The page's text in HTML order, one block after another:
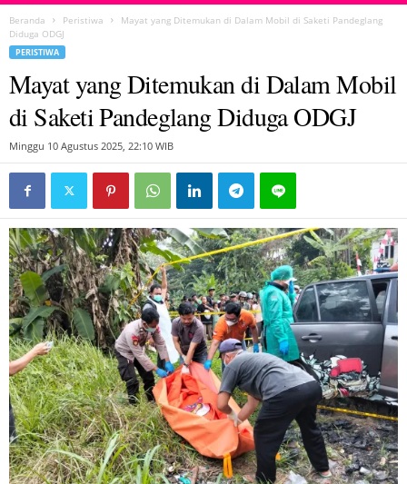
Beranda Peristiwa
Mayat yang Ditemukan di Dalam Mobil di Saketi Pandeglang
Diduga ODGJ
PERISTIWA
Mayat yang Ditemukan di Dalam Mobil
di Saketi Pandeglang Diduga ODGJ
Minggu 10 Agustus 2025, 22:10 WIB